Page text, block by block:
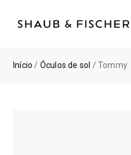
Início / Óculos de sol / Tommy